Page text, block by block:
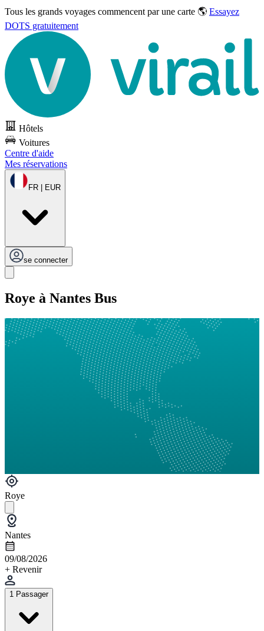
Tous les grands voyages commencent par une carte 🌎 Essayez
DOTS gratuitement
Hôtels
Voitures
Centre d'aide
Mes réservations
FR | EUR
se connecter
Roye à Nantes Bus
Roye
Nantes
09/08/2026
+ Revenir
1 Passager